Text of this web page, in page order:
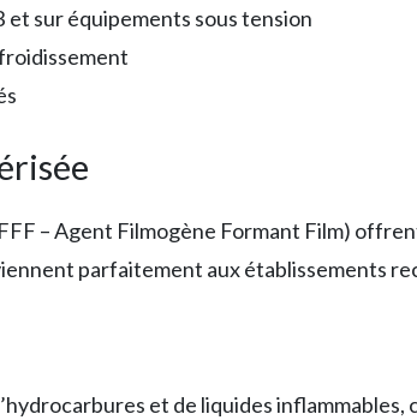
et sur équipements sous tension
– Agent Filmogène Formant Film)
parfaitement aux établissements
et de liquides